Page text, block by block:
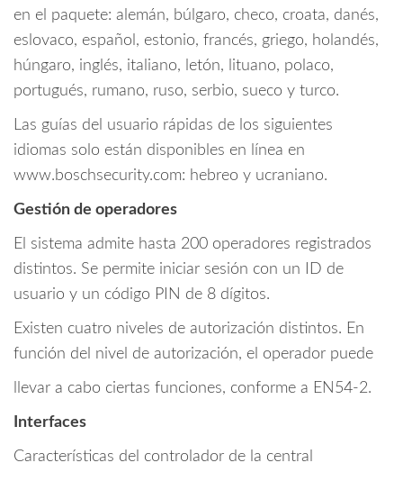
en el paquete: alemán, búlgaro, checo, croata, danés,
eslovaco, español, estonio, francés, griego, holandés,
húngaro, inglés, italiano, letón, lituano, polaco,
portugués, rumano, ruso, serbio, sueco y turco.
Las guías del usuario rápidas de los siguientes
idiomas solo están disponibles en línea en
www.boschsecurity.com: hebreo y ucraniano.
Gestión de operadores
El sistema admite hasta 200 operadores registrados
distintos. Se permite iniciar sesión con un ID de
usuario y un código PIN de 8 dígitos.
Existen cuatro niveles de autorización distintos. En
función del nivel de autorización, el operador puede
llevar a cabo ciertas funciones, conforme a EN54-2.
Interfaces
Características del controlador de la central